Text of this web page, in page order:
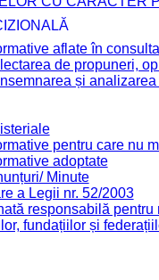
aflate în
de propuneri,
și
pentru care nu
adoptate
Minute
a Legii nr. 52/2003
responsabilă
fundațiilor și